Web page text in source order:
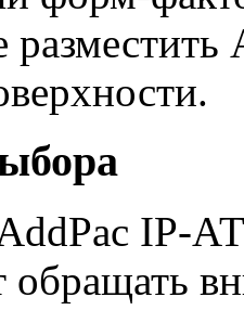
IP-
обращать